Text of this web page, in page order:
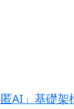
AI」基礎